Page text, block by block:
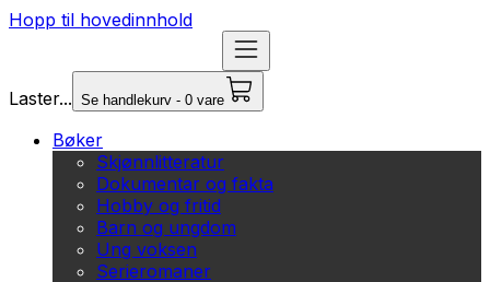
Hopp til hovedinnhold
Laster... Se handlekurv - 0 vare
Bøker
Skjønnlitteratur
Dokumentar og fakta
Hobby og fritid
Barn og ungdom
Ung voksen
Serieromaner